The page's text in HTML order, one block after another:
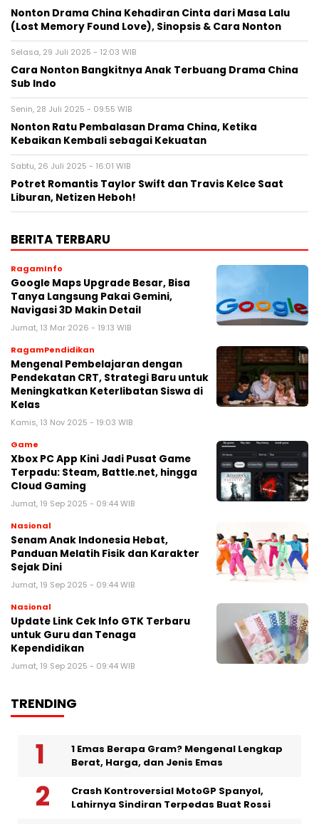
Nonton Drama China Kehadiran Cinta dari Masa Lalu
(Lost Memory Found Love), Sinopsis & Cara Nonton
Selasa, 29 Juli 2025 - 12:03 WIB
Cara Nonton Bangkitnya Anak Terbuang Drama China
Sub Indo
Senin, 28 Juli 2025 - 09:55 WIB
Nonton Ratu Pembalasan Drama China, Ketika
Kebaikan Kembali sebagai Kekuatan
Sabtu, 26 Juli 2025 - 16:01 WIB
Potret Romantis Taylor Swift dan Travis Kelce Saat
Liburan, Netizen Heboh!
BERITA TERBARU
RagamInfo
Google Maps Upgrade Besar, Bisa
Tanya Langsung Pakai Gemini,
Navigasi 3D Makin Detail
Jumat, 13 Mar 2026 - 19:13 WIB
RagamPendidikan
Mengenal Pembelajaran dengan
Pendekatan CRT, Strategi Baru untuk
Meningkatkan Keterlibatan Siswa di
Kelas
Kamis, 13 Nov 2025 - 19:03 WIB
Game
Xbox PC App Kini Jadi Pusat Game
Terpadu: Steam, Battle.net, hingga
Cloud Gaming
Jumat, 19 Sep 2025 - 09:44 WIB
Nasional
Senam Anak Indonesia Hebat,
Panduan Melatih Fisik dan Karakter
Sejak Dini
Jumat, 19 Sep 2025 - 09:44 WIB
Nasional
Update Link Cek Info GTK Terbaru
untuk Guru dan Tenaga
Kependidikan
Jumat, 19 Sep 2025 - 09:44 WIB
TRENDING
1 Emas Berapa Gram? Mengenal Lengkap
Berat, Harga, dan Jenis Emas
Crash Kontroversial MotoGP Spanyol,
Lahirnya Sindiran Terpedas Buat Rossi